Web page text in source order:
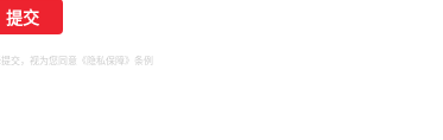
提交，视为您同意 《隐私保障》 条例